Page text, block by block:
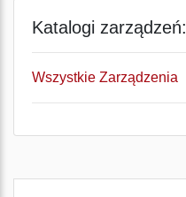
Katalogi zarządzeń:
Wszystkie Zarządzenia